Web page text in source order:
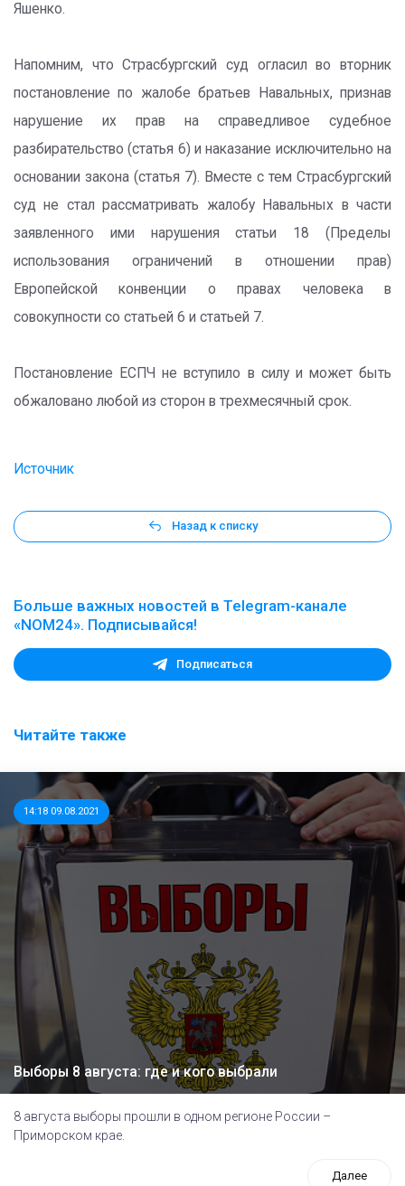
Яшенко.
Напомним, что Страсбургский суд огласил во вторник
постановление по жалобе братьев Навальных, признав
нарушение их прав на справедливое судебное
разбирательство (статья 6) и наказание исключительно на
основании закона (статья 7). Вместе с тем Страсбургский
суд не стал рассматривать жалобу Навальных в части
заявленного ими нарушения статьи 18 (Пределы
использования ограничений в отношении прав)
Европейской конвенции о правах человека в
совокупности со статьей 6 и статьей 7.
Постановление ЕСПЧ не вступило в силу и может быть
обжаловано любой из сторон в трехмесячный срок.
Источник
Назад к списку
Больше важных новостей в Telegram-канале
«NOM24». Подписывайся!
Подписаться
Читайте также
14:18 09.08.2021
Выборы 8 августа: где и кого выбрали
8 августа выборы прошли в одном регионе России –
Приморском крае.
Далее